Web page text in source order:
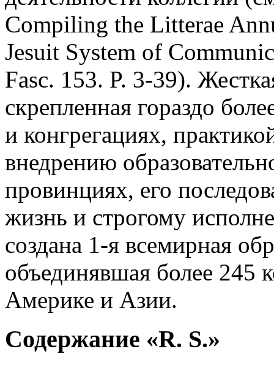
Compiling the Litterae
Jesuit System of
Fasc. 153. P. 3-39).
скрепленная гораздо
и конгрегациях,
внедрению
провинциях, его
жизнь и строгому
создана 1-я всемирная
объединявшая более 245
Америке и Азии.
Содержание «R. S.»